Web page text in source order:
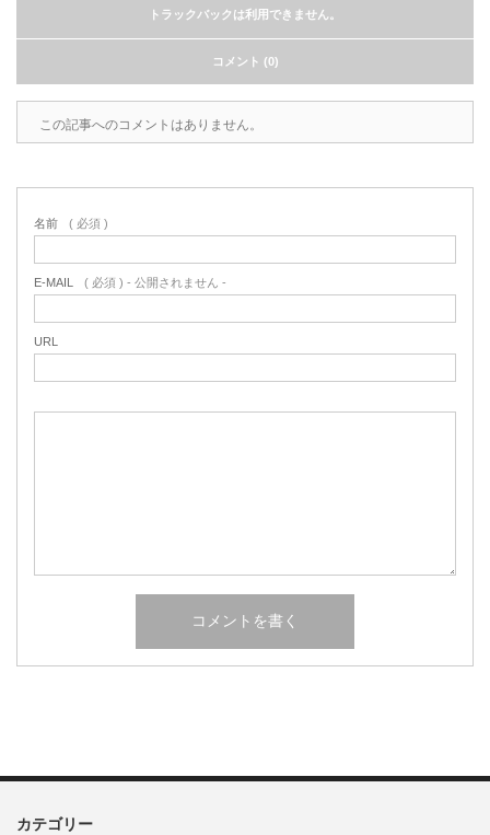
トラックバックは利用できません。
コメント (0)
この記事へのコメントはありません。
名前 ( 必須 )
E-MAIL ( 必須 ) - 公開されません -
URL
カテゴリー